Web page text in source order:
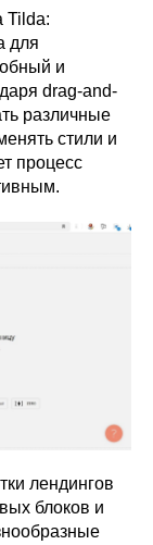
Tilda:
для
и
drag-and-
различные
стили и
процесс
лендингов
блоков и